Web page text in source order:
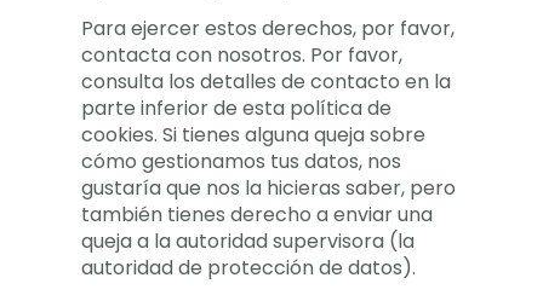
Para ejercer estos derechos, por favor,
contacta con nosotros. Por favor,
consulta los detalles de contacto en la
parte inferior de esta política de
cookies. Si tienes alguna queja sobre
cómo gestionamos tus datos, nos
gustaría que nos la hicieras saber, pero
también tienes derecho a enviar una
queja a la autoridad supervisora (la
autoridad de protección de datos).